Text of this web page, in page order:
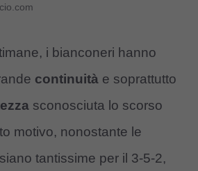
i bianconeri hanno
continuità e soprattutto
sconosciuta lo scorso
motivo, nonostante le
tantissime per il 3-5-2,